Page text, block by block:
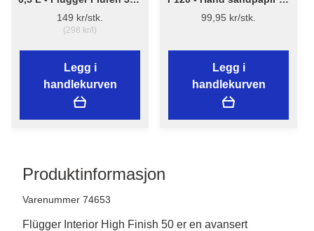
Grunnrengjøring
149 kr/stk.
(298 kr/l)
Legg i
handlekurven
mm x 5 m
99,95 kr/stk.
Legg i
handlekurven
Produktinformasjon
Varenummer 74653
Flügger Interior High Finish 50 er en avansert